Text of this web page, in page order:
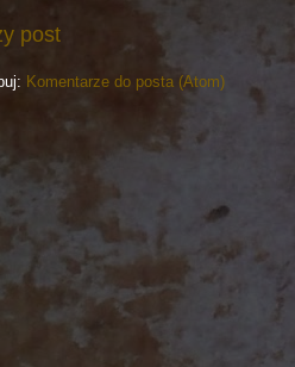
post
Komentarze do posta (Atom)